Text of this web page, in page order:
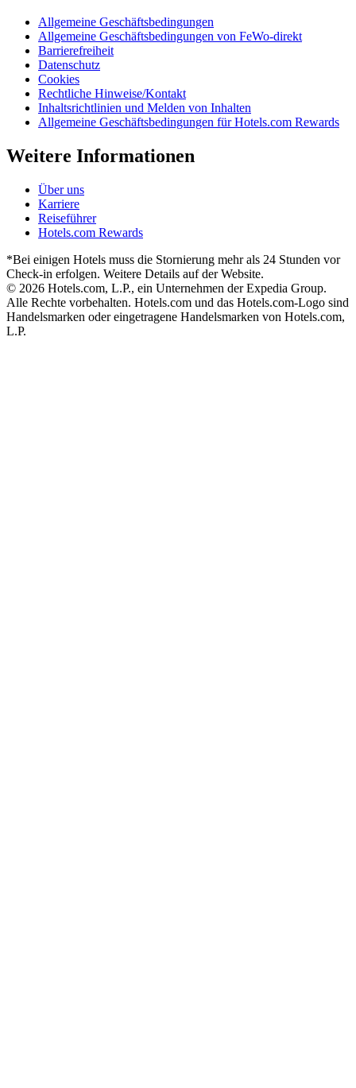
Allgemeine Geschäftsbedingungen
Allgemeine Geschäftsbedingungen von FeWo-direkt
Barrierefreiheit
Datenschutz
Cookies
Rechtliche Hinweise/Kontakt
Inhaltsrichtlinien und Melden von Inhalten
Allgemeine Geschäftsbedingungen für Hotels.com Rewards
Weitere Informationen
Über uns
Karriere
Reiseführer
Hotels.com Rewards
*Bei einigen Hotels muss die Stornierung mehr als 24 Stunden vor
Check-in erfolgen. Weitere Details auf der Website.
© 2026 Hotels.com, L.P., ein Unternehmen der Expedia Group.
Alle Rechte vorbehalten. Hotels.com und das Hotels.com-Logo sind
Handelsmarken oder eingetragene Handelsmarken von Hotels.com,
L.P.